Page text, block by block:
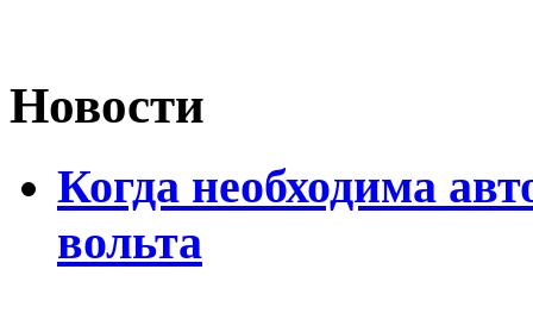
Новости
Когда необходима
вольта